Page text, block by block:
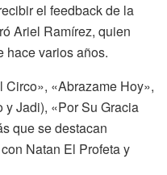
el feedback de la
Ariel Ramírez, quien
hace varios años.
«Abrazame Hoy»,
Jadi), «Por Su Gracia
que se destacan
Natan El Profeta y